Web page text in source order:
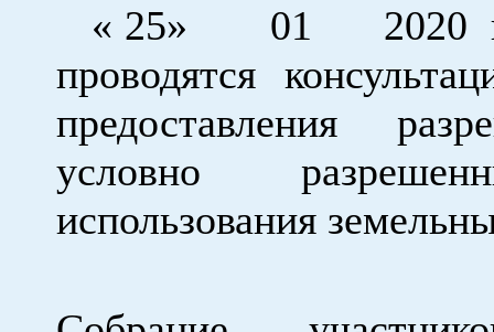
« 25» 01 2020 на
проводятся
предоставления
условно
использования